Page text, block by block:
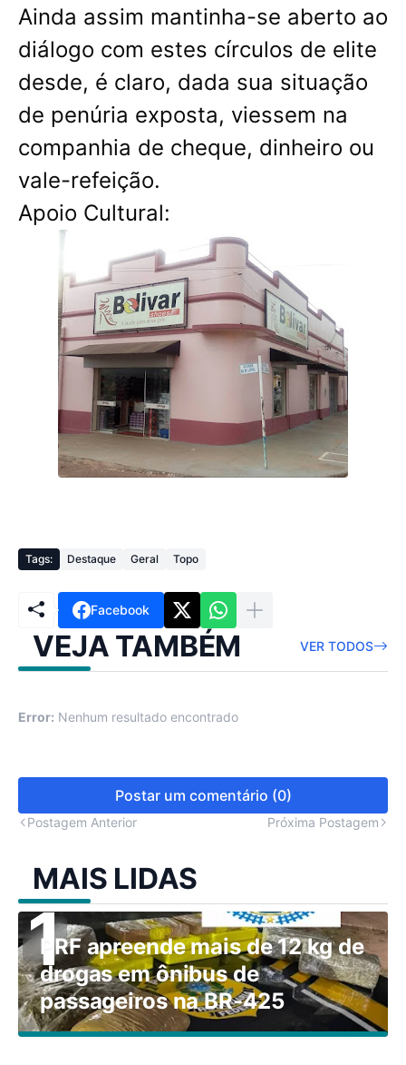
Ainda assim mantinha-se aberto ao
diálogo com estes círculos de elite
desde, é claro, dada sua situação
de penúria exposta, viessem na
companhia de cheque, dinheiro ou
vale-refeição.
Apoio Cultural:
Tags: Destaque Geral Topo
Facebook
VEJA TAMBÉM VER TODOS
Error: Nenhum resultado encontrado
Postar um comentário (0)
Postagem Anterior Próxima Postagem
MAIS LIDAS
PRF apreende mais de 12 kg de
drogas em ônibus de
passageiros na BR-425